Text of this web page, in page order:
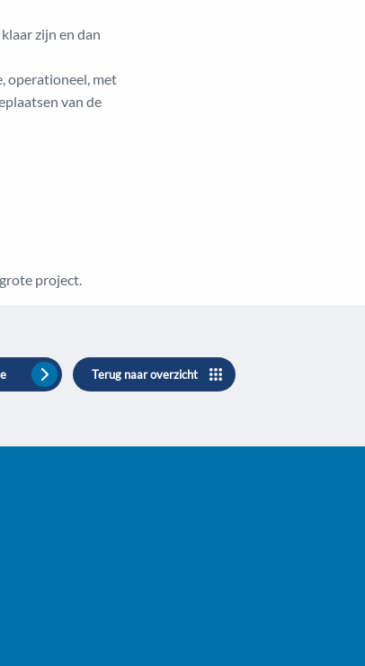
zijn en dan
operationeel, met
van de
project.
Terug naar overzicht